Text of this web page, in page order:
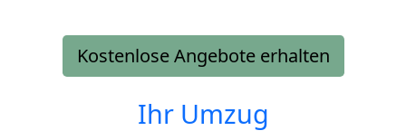
Kostenlose Angebote erhalten
Ihr Umzug